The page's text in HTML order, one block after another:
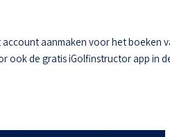
aanmaken voor het boeken
de gratis iGolfinstructor app in